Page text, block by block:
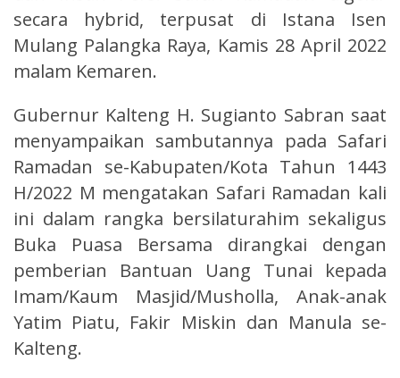
secara hybrid, terpusat di Istana Isen
Mulang Palangka Raya, Kamis 28 April 2022
malam Kemaren.
Gubernur Kalteng H. Sugianto Sabran saat
menyampaikan sambutannya pada Safari
Ramadan se-Kabupaten/Kota Tahun 1443
H/2022 M mengatakan Safari Ramadan kali
ini dalam rangka bersilaturahim sekaligus
Buka Puasa Bersama dirangkai dengan
pemberian Bantuan Uang Tunai kepada
Imam/Kaum Masjid/Musholla, Anak-anak
Yatim Piatu, Fakir Miskin dan Manula se-
Kalteng.